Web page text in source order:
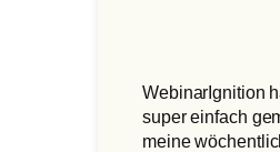
WebinarIgnition
super einfach
meine